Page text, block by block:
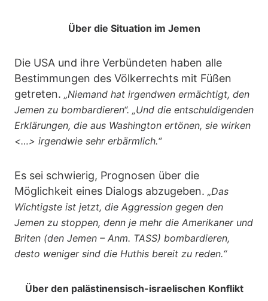
Über die Situation im Jemen
Die USA und ihre Verbündeten haben alle
Bestimmungen des Völkerrechts mit Füßen
getreten. „Niemand hat irgendwen ermächtigt, den
Jemen zu bombardieren“. „Und die entschuldigenden
Erklärungen, die aus Washington ertönen, sie wirken
<…> irgendwie sehr erbärmlich.“
Es sei schwierig, Prognosen über die
Möglichkeit eines Dialogs abzugeben. „Das
Wichtigste ist jetzt, die Aggression gegen den
Jemen zu stoppen, denn je mehr die Amerikaner und
Briten (den Jemen – Anm. TASS) bombardieren,
desto weniger sind die Huthis bereit zu reden.“
Über den palästinensisch-israelischen Konflikt